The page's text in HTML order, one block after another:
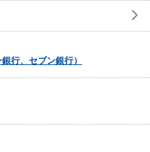
行、セブン銀行）